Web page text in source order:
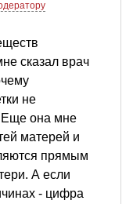
сказал врач
не
Еще она мне
матерей и
прямым
А если
- цифра